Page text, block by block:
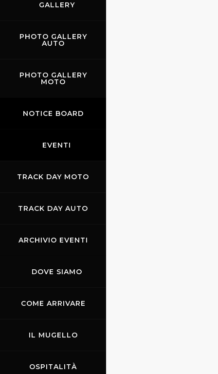
GALLERY
PHOTO GALLERY
AUTO
PHOTO GALLERY
MOTO
NOTICE BOARD
EVENTI
TRACK DAY MOTO
TRACK DAY AUTO
ARCHIVIO EVENTI
DOVE SIAMO
COME ARRIVARE
IL MUGELLO
OSPITALITÀ